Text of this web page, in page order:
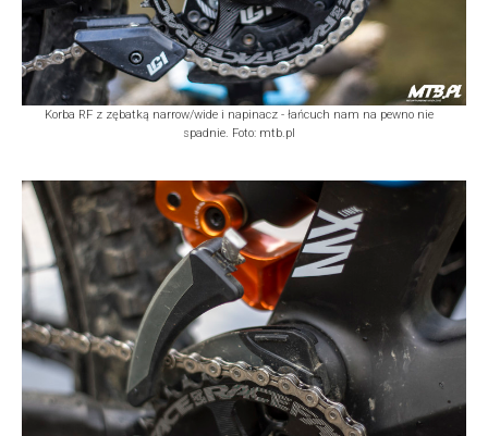
Korba RF z zębatką narrow/wide i napinacz - łańcuch nam na pewno nie
spadnie. Foto: mtb.pl